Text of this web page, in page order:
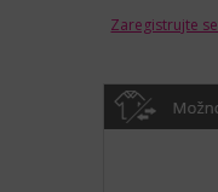
Zaregistrujte se